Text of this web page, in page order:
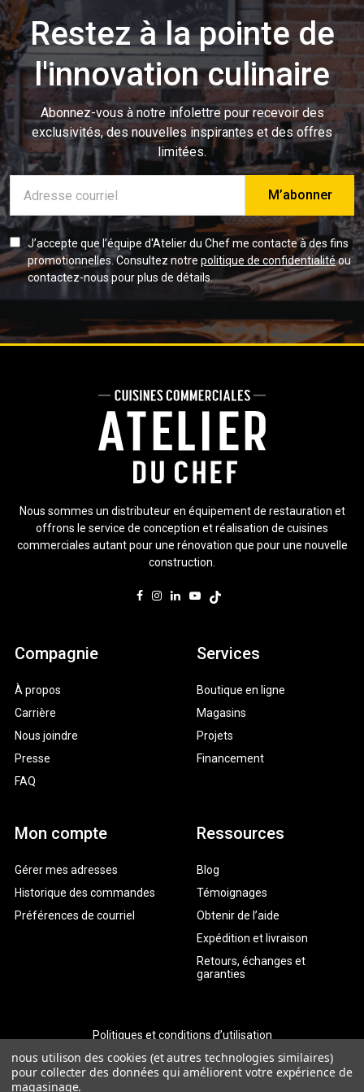
Restez à la pointe de
l'innovation culinaire
Abonnez-vous à notre infolettre pour recevoir des
exclusivités, des nouvelles inspirantes et des offres
limitées.
mail
J’accepte que l’équipe d'Atelier du Chef me contacte à des fins
promotionnelles. Consultez notre politique de confidentialitéou
contactez-nous pour plus de détails.
Nous sommes un distributeur en équipement de restauration et
offrons le service de conception et réalisation de cuisines
commerciales autant pour une rénovation que pour une nouvelle
construction.
Compagnie
À propos
Carrière
Nous joindre
Presse
FAQ
Services
Boutique en ligne
Magasins
Projets
Financement
Mon compte
Gérer mes adresses
Historique des commandes
Préférences de courriel
Ressources
Blog
Témoignages
Obtenir de l’aide
Expédition et livraison
Retours, échanges et
garanties
Politiques et conditions d’utilisation
Politique de confidentialité
nous utilison des cookies (et autres technologies similaires)
pour collecter des données qui améliorent votre expérience de
magasinage.